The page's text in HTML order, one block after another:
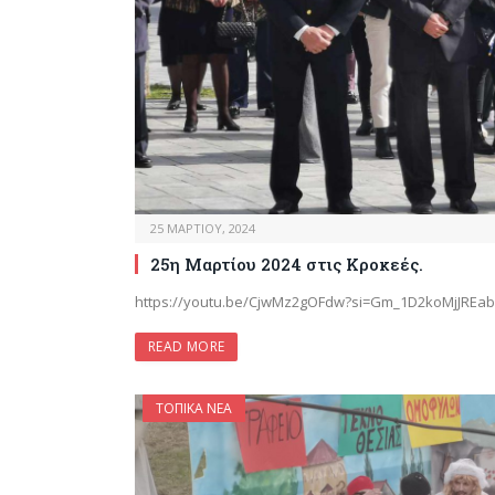
25 ΜΑΡΤΊΟΥ, 2024
25η Μαρτίου 2024 στις Κροκεές.
https://youtu.be/
READ MORE
ΤΟΠΙΚΆ ΝΈΑ